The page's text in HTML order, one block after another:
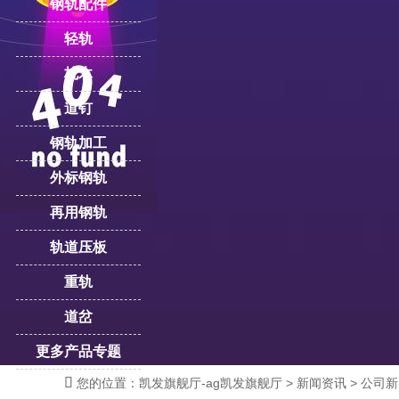
 您的位置： 凯发旗舰厅-ag凯发旗舰厅 > 新闻资讯 > 公司
钢轨配件
轻轨
枕木
道钉
钢轨加工
外标钢轨
再用钢轨
轨道压板
重轨
道岔
更多产品专题